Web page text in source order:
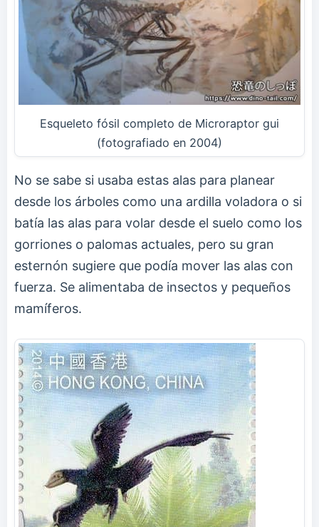
Esqueleto fósil completo de Microraptor gui
(fotografiado en 2004)
No se sabe si usaba estas alas para planear
desde los árboles como una ardilla voladora o si
batía las alas para volar desde el suelo como los
gorriones o palomas actuales, pero su gran
esternón sugiere que podía mover las alas con
fuerza. Se alimentaba de insectos y pequeños
mamíferos.